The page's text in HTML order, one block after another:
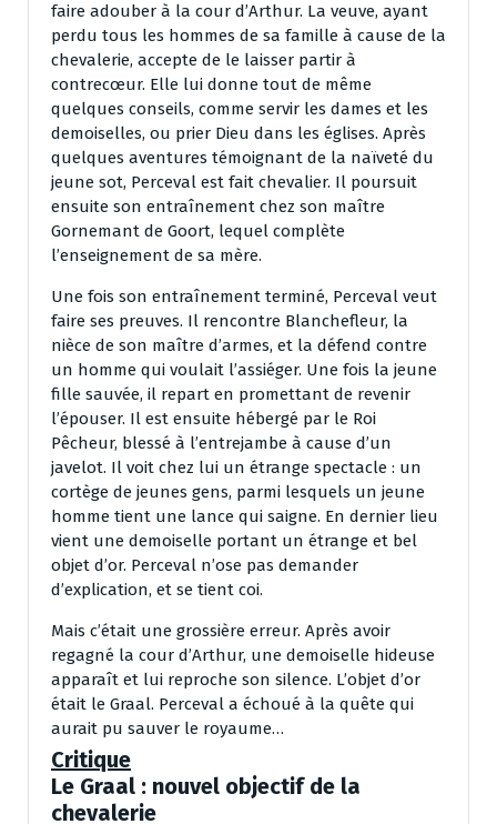
faire adouber à la cour d’Arthur. La veuve, ayant
perdu tous les hommes de sa famille à cause de la
chevalerie, accepte de le laisser partir à
contrecœur. Elle lui donne tout de même
quelques conseils, comme servir les dames et les
demoiselles, ou prier Dieu dans les églises. Après
quelques aventures témoignant de la naïveté du
jeune sot, Perceval est fait chevalier. Il poursuit
ensuite son entraînement chez son maître
Gornemant de Goort, lequel complète
l’enseignement de sa mère.
Une fois son entraînement terminé, Perceval veut
faire ses preuves. Il rencontre Blanchefleur, la
nièce de son maître d’armes, et la défend contre
un homme qui voulait l’assiéger. Une fois la jeune
fille sauvée, il repart en promettant de revenir
l’épouser. Il est ensuite hébergé par le Roi
Pêcheur, blessé à l’entrejambe à cause d’un
javelot. Il voit chez lui un étrange spectacle : un
cortège de jeunes gens, parmi lesquels un jeune
homme tient une lance qui saigne. En dernier lieu
vient une demoiselle portant un étrange et bel
objet d’or. Perceval n’ose pas demander
d’explication, et se tient coi.
Mais c’était une grossière erreur. Après avoir
regagné la cour d’Arthur, une demoiselle hideuse
apparaît et lui reproche son silence. L’objet d’or
était le Graal. Perceval a échoué à la quête qui
aurait pu sauver le royaume…
Critique
Le Graal : nouvel objectif de la
chevalerie